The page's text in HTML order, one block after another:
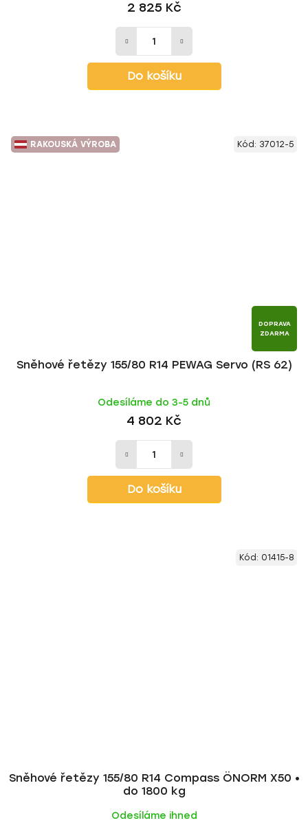
2 825 Kč
Do košíku
RAKOUSKÁ VÝROBA
DOPRAVA
ZDARMA
Sněhové řetězy 155/80 R14 PEWAG Servo (RS 62)
Odesíláme do 3-5 dnů
4 802 Kč
Do košíku
Kód: 37012-5
Sněhové řetězy 155/80 R14 Compass ÖNORM X50 •
do 1800 kg
Odesíláme ihned
Kód: 01415-8